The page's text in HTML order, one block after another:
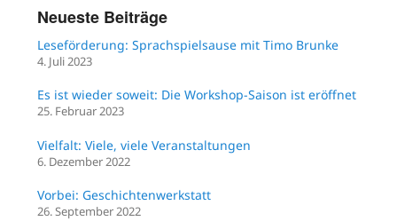
Neueste Beiträge
Leseförderung: Sprachspielsause mit Timo Brunke
4. Juli 2023
Es ist wieder soweit: Die Workshop-Saison ist eröffnet
25. Februar 2023
Vielfalt: Viele, viele Veranstaltungen
6. Dezember 2022
Vorbei: Geschichtenwerkstatt
26. September 2022